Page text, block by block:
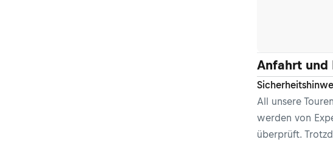
Anfahrt und
All unsere
werden von
überprüft.